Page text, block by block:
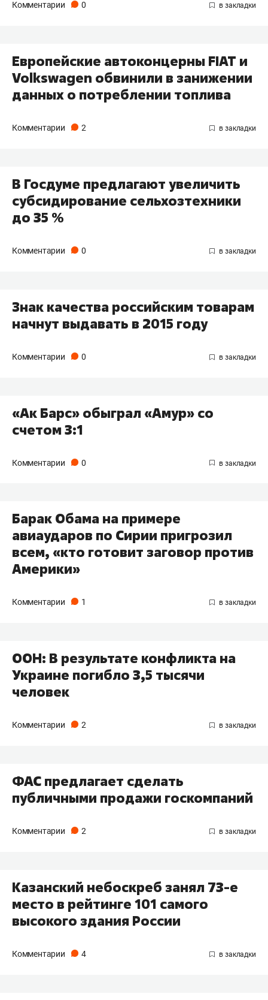
Комментарии 0
Европейские автоконцерны FIAT и
Volkswagen обвинили в занижении
данных о потреблении топлива
Комментарии 2
В Госдуме предлагают увеличить
субсидирование сельхозтехники
до 35 %
Комментарии 0
Знак качества российским товарам
начнут выдавать в 2015 году
Комментарии 0
«Ак Барс» обыграл «Амур» со
счетом 3:1
Комментарии 0
Барак Обама на примере
авиаударов по Сирии пригрозил
всем, «кто готовит заговор против
Америки»
Комментарии 1
ООН: В результате конфликта на
Украине погибло 3,5 тысячи
человек
Комментарии 2
ФАС предлагает сделать
публичными продажи госкомпаний
Комментарии 2
Казанский небоскреб занял 73-е
место в рейтинге 101 самого
высокого здания России
Комментарии 4